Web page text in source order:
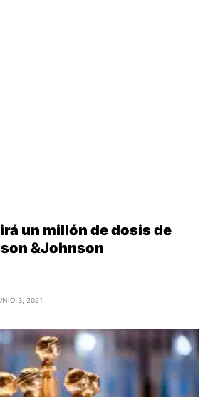
un millón de dosis de
&Johnson
3, 2021